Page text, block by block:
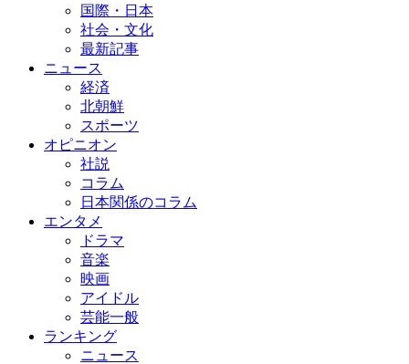
国際・日本
社会・文化
最新記事
ニュース
経済
北朝鮮
スポーツ
オピニオン
社説
コラム
日本関係のコラム
エンタメ
ドラマ
音楽
映画
アイドル
芸能一般
ランキング
ニュース